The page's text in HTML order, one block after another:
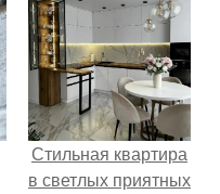
Стильная квартира
в светлых приятных